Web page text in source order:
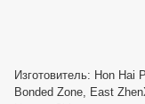
Изготовитель: Hon Hai
Bonded Zone, East